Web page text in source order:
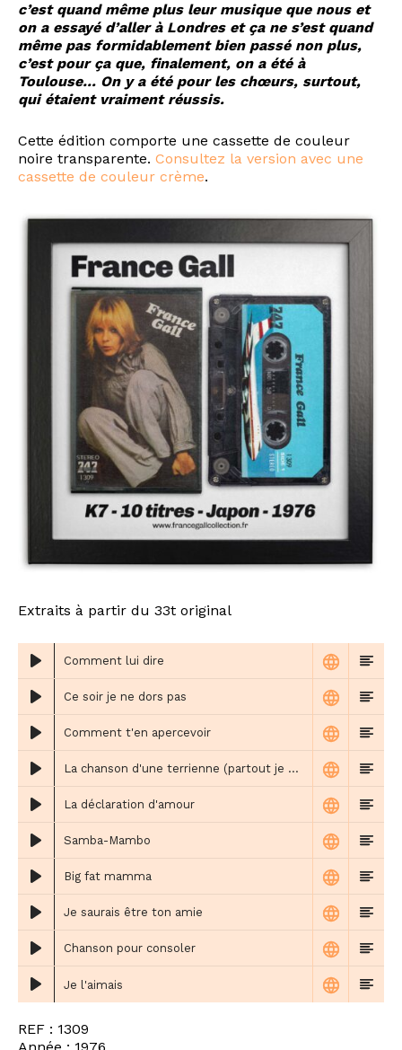
c’est quand même plus leur musique que nous et
on a essayé d’aller à Londres et ça ne s’est quand
même pas formidablement bien passé non plus,
c’est pour ça que, finalement, on a été à
Toulouse… On y a été pour les chœurs, surtout,
qui étaient vraiment réussis.
Cette édition comporte une cassette de couleur
noire transparente. Consultez la version avec une
cassette de couleur crème.
Extraits à partir du 33t original
Comment lui dire
Ce soir je ne dors pas
Comment t'en apercevoir
La chanson d'une terrienne (partout je suis chez moi)
La déclaration d'amour
Samba-Mambo
Big fat mamma
Je saurais être ton amie
Chanson pour consoler
Je l'aimais
REF : 1309